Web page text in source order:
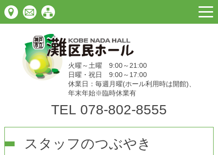
火曜～土曜 9:00～21:00
日曜・祝日 9:00～17:00
休業日：毎週月曜(ホール利用時は開館)、
年末年始※臨時休業有
TEL 078-802-8555
スタッフのつぶやき